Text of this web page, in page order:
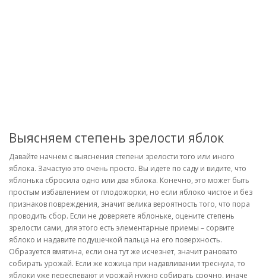
Выясняем степень зрелости яблок
Давайте начнем с выяснения степени зрелости того или иного
яблока. Зачастую это очень просто. Вы идете по саду и видите, что
яблонька сбросила одно или два яблока. Конечно, это может быть
простым избавлением от плодожорки, но если яблоко чистое и без
признаков повреждения, значит велика вероятность того, что пора
проводить сбор. Если не доверяете яблоньке, оцените степень
зрелости сами, для этого есть элементарные приемы – сорвите
яблоко и надавите подушечкой пальца на его поверхность.
Образуется вмятина, если она тут же исчезнет, значит рановато
собирать урожай. Если же кожица при надавливании треснула, то
яблоки уже переспевают и урожай нужно собирать срочно, иначе